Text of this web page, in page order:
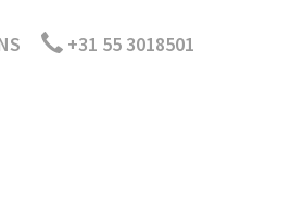
+31 55 3018501